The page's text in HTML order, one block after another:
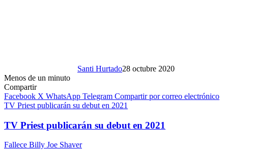
Santi Hurtado28 octubre 2020
Menos de un minuto
Compartir
Facebook X WhatsApp Telegram Compartir por correo electrónico
TV Priest publicarán su debut en 2021
TV Priest publicarán su debut en 2021
Fallece Billy Joe Shaver